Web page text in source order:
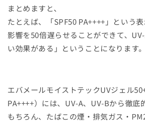
まとめますと、
たとえば、「SPF50 PA++++」という
影響を50倍遅らせることができて、
い効果がある」ということになります。
エバメールモイストテックUVジェル
PA++++）には、UV-A、UV-Bから徹底
もちろん、たばこの煙・排気ガス・